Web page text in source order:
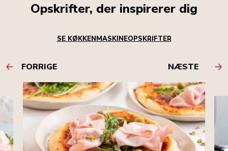
Opskrifter, der inspirerer dig
SE KØKKENMASKINEOPSKRIFTER
FORRIGE NÆSTE